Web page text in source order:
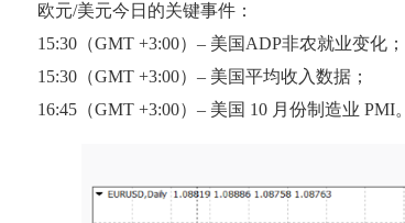
欧元/美元今日的关键事件：
15:30（GMT +3:00）– 美国ADP非农就业变化；
15:30（GMT +3:00）– 美国平均收入数据；
16:45（GMT +3:00）– 美国 10 月份制造业 PMI。